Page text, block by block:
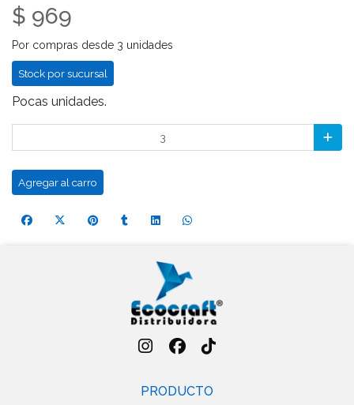
$ 969
Por compras desde 3 unidades
Stock por sucursal
Pocas unidades.
Agregar al carro
PRODUCTO